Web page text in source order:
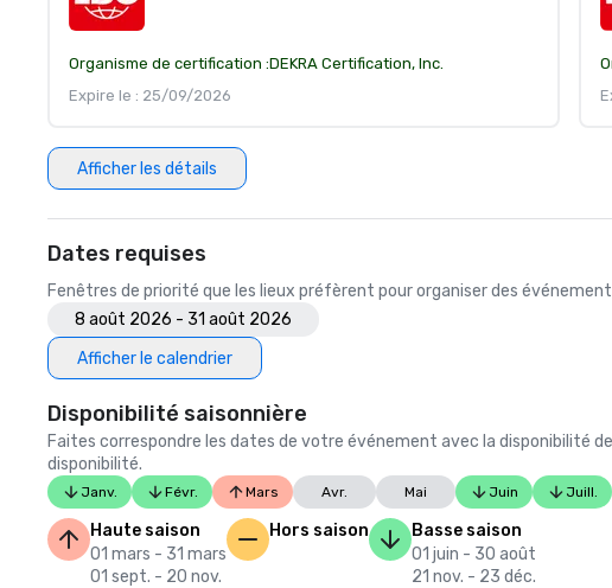
Organisme de certification :DEKRA Certification, Inc.
Expire le : 25/09/2026
Afficher les détails
Dates requises
Fenêtres de priorité que les lieux préfèrent pour organiser des
8 août 2026 - 31 août 2026
Afficher le calendrier
Disponibilité saisonnière
Faites correspondre les dates de votre événement avec la disponibilité
disponibilité.
Janv. Févr. Mars Avr. Mai Juin Juill.
Haute saison
01 mars - 31 mars
01 sept. - 20 nov.
Hors saison
Basse saison
01 juin - 30 août
21 nov. - 23 déc.